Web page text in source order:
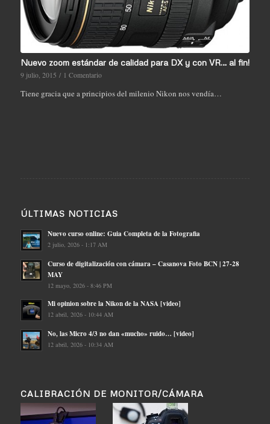
Nuevo zoom estándar de calidad para DX y con VR… al fin!
9 julio, 2015 / 1 Comentario
Tiene gracia que a principios del milenio Nikon nos vendía…
ÚLTIMAS NOTICIAS
Nuevo curso online: Guia Completa de la Fotografia
2 julio, 2026 - 1:17 AM
Curso de digitalización con cámara – Casanova Foto BCN | 27-28
MAY
12 mayo, 2026 - 8:46 PM
Mi opinion sobre la Nikon de la NASA [video]
12 abril, 2026 - 10:44 AM
No, las Micro 4/3 no dan «mucho» ruido… [video]
12 abril, 2026 - 10:34 AM
CALIBRACIÓN DE MONITOR/CÁMARA